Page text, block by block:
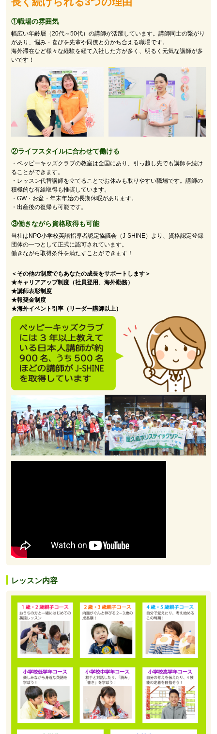
①職場の雰囲気
幅広い年齢層（20代～50代）の講師が活躍しています。講師同士の繋がり
があり、悩み・喜びを先輩や同僚と分かち合える職場です。
海外滞在など様々な経験を経て入社した方が多く、明るく元気な講師が多
いです！
②ライフスタイルに合わせて働ける
・ペッピーキッズクラブの教室は全国にあり、引っ越し先でも講師を続け
ることができます。
・レッスン代替講師を立てることでお休みも取りやすい職場です。講師の
積極的な有給取得も推奨しています。
・GW・お盆・年末年始の長期休暇があります。
・出産後の復帰も可能です。
③働きながら資格取得も可能
当社はNPO小学校英語指導者認定協議会（J-SHINE）より、資格認定登録
団体の一つとして正式に認可されています。
働きながら取得条件を満たすことができます！
＜その他の制度でもあなたの成長をサポートします＞
★キャリアアップ制度（社員登用、海外勤務）
★講師表彰制度
★報奨金制度
★海外イベント引率（リーダー講師以上）
レッスン内容